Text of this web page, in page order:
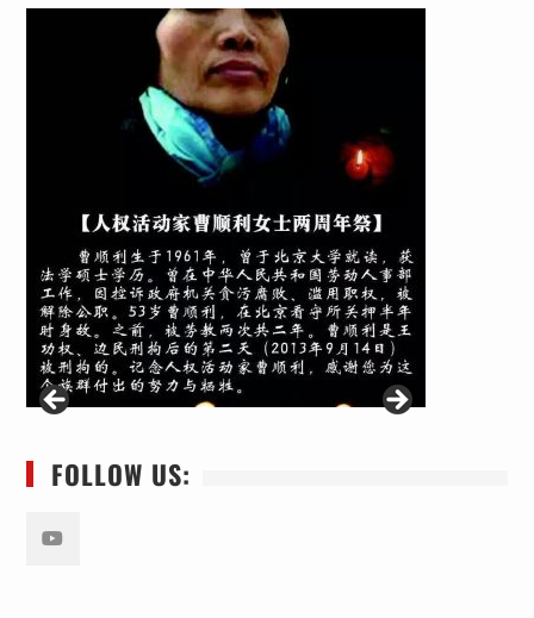
FOLLOW US: